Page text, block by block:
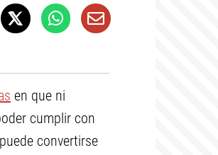
en que ni
cumplir con
convertirse